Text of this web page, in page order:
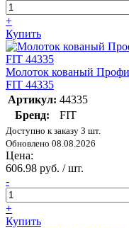
+
Купить
Молоток кованый Профи
FIT 44335
Артикул: 44335
Бренд:
FIT
Доступно к заказу 3 шт.
Обновлено 08.08.2026
Цена:
606.98 руб. / шт.
-
+
Купить